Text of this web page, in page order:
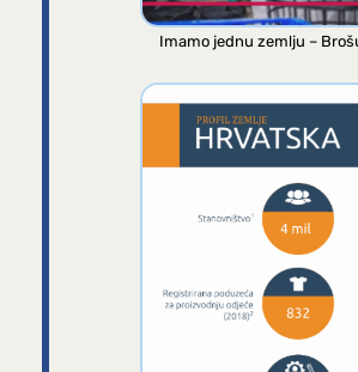
Imamo jednu zemlju –